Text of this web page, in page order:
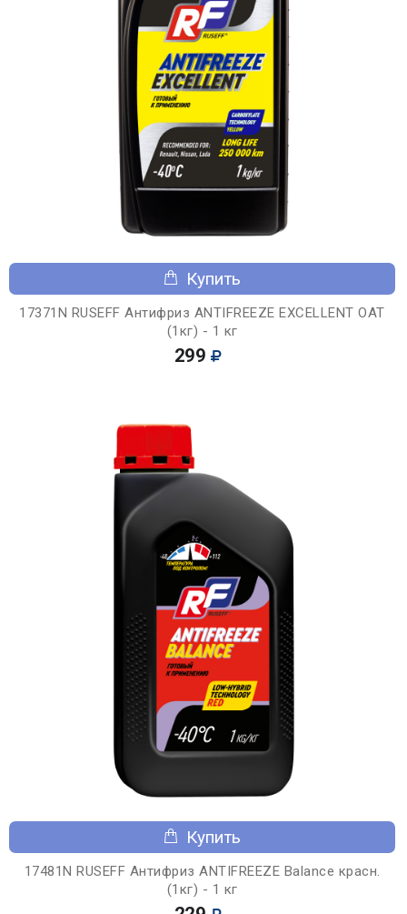
Купить
17371N RUSEFF Антифриз ANTIFREEZE EXCELLENT OAT
(1кг) - 1 кг
299
Купить
17481N RUSEFF Антифриз ANTIFREEZE Balance красн.
(1кг) - 1 кг